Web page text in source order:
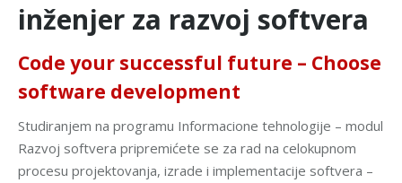
inženjer za razvoj softvera
Code your successful future – Choose
software development
Studiranjem na programu Informacione tehnologije – modul
Razvoj softvera pripremićete se za rad na celokupnom
procesu projektovanja, izrade i implementacije softvera –